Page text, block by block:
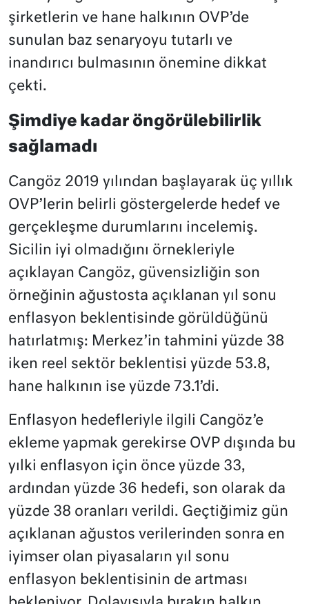
şirketlerin ve hane halkının OVP’de
sunulan baz senaryoyu tutarlı ve
inandırıcı bulmasının önemine dikkat
çekti.
Şimdiye kadar öngörülebilirlik
sağlamadı
Cangöz 2019 yılından başlayarak üç yıllık
OVP’lerin belirli göstergelerde hedef ve
gerçekleşme durumlarını incelemiş.
Sicilin iyi olmadığını örnekleriyle
açıklayan Cangöz, güvensizliğin son
örneğinin ağustosta açıklanan yıl sonu
enflasyon beklentisinde görüldüğünü
hatırlatmış: Merkez’in tahmini yüzde 38
iken reel sektör beklentisi yüzde 53.8,
hane halkının ise yüzde 73.1’di.
Enflasyon hedefleriyle ilgili Cangöz’e
ekleme yapmak gerekirse OVP dışında bu
yılki enflasyon için önce yüzde 33,
ardından yüzde 36 hedefi, son olarak da
yüzde 38 oranları verildi. Geçtiğimiz gün
açıklanan ağustos verilerinden sonra en
iyimser olan piyasaların yıl sonu
enflasyon beklentisinin de artması